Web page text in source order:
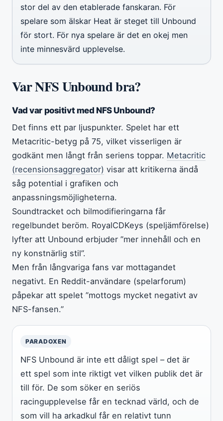
stor del av den etablerade fanskaran. För
spelare som älskar Heat är steget till Unbound
för stort. För nya spelare är det en okej men
inte minnesvärd upplevelse.
Var NFS Unbound bra?
Vad var positivt med NFS Unbound?
Det finns ett par ljuspunkter. Spelet har ett
Metacritic-betyg på 75, vilket visserligen är
godkänt men långt från seriens toppar. Metacritic
(recensionsaggregator) visar att kritikerna ändå
såg potential i grafiken och
anpassningsmöjligheterna.
Soundtracket och bilmodifieringarna får
regelbundet beröm. RoyalCDKeys (speljämförelse)
lyfter att Unbound erbjuder ”mer innehåll och en
ny konstnärlig stil”.
Men från långvariga fans var mottagandet
negativt. En Reddit-användare (spelarforum)
påpekar att spelet ”mottogs mycket negativt av
NFS-fansen.”
PARADOXEN
NFS Unbound är inte ett dåligt spel – det är
ett spel som inte riktigt vet vilken publik det är
till för. De som söker en seriös
racingupplevelse får en tecknad värld, och de
som vill ha arkadkul får en relativt tunn